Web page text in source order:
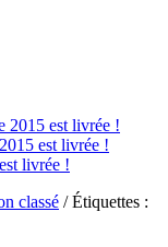
2015 est livrée !
est livrée !
livrée !
classé / Étiquettes :